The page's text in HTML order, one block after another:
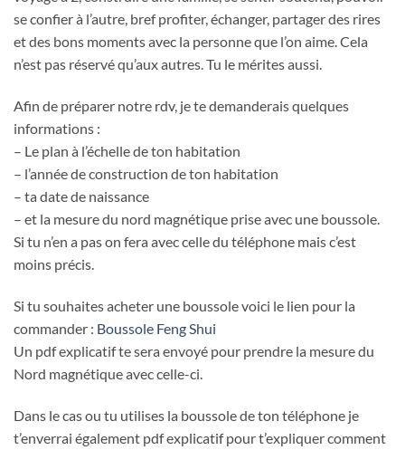
se confier à l’autre, bref profiter, échanger, partager des rires
et des bons moments avec la personne que l’on aime. Cela
n’est pas réservé qu’aux autres. Tu le mérites aussi.
Afin de préparer notre rdv, je te demanderais quelques
informations :
– Le plan à l’échelle de ton habitation
– l’année de construction de ton habitation
– ta date de naissance
– et la mesure du nord magnétique prise avec une boussole.
Si tu n’en a pas on fera avec celle du téléphone mais c’est
moins précis.
Si tu souhaites acheter une boussole voici le lien pour la
commander : Boussole Feng Shui
Un pdf explicatif te sera envoyé pour prendre la mesure du
Nord magnétique avec celle-ci.
Dans le cas ou tu utilises la boussole de ton téléphone je
t’enverrai également pdf explicatif pour t’expliquer comment